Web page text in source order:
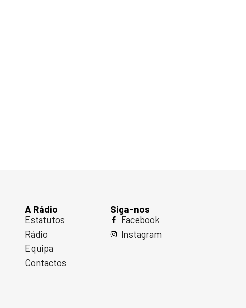
A Rádio
Estatutos
Rádio
Equipa
Contactos
Siga-nos
Facebook
Instagram